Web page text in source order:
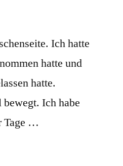
Ich hatte
hatte und
hatte.
Ich habe
Tage …